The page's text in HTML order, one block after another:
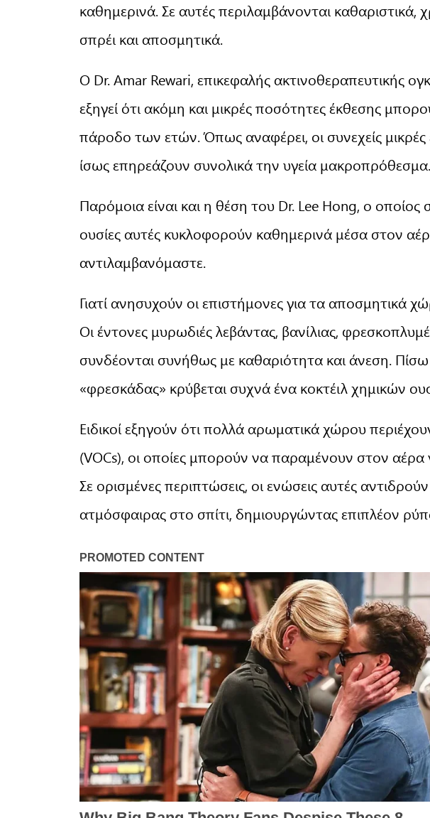
καθημερινά. Σε αυτές περιλαμβάνονται
σπρέι και αποσμητικά.
Ο Dr. Amar Rewari, επικεφαλής ακτινοθεραπευτικής
εξηγεί ότι ακόμη και μικρές ποσότητες έκθεσης
πάροδο των ετών. Όπως αναφέρει, οι συνεχείς
ίσως επηρεάζουν συνολικά την υγεία μακροπρόθεσμα.
Παρόμοια είναι και η θέση του Dr. Lee Hong, ο οποίος
ουσίες αυτές κυκλοφορούν καθημερινά μέσα στον
αντιλαμβανόμαστε.
Γιατί ανησυχούν οι επιστήμονες για τα αποσμητικά
Οι έντονες μυρωδιές λεβάντας, βανίλιας,
συνδέονται συνήθως με καθαριότητα και άνεση.
«φρεσκάδας» κρύβεται συχνά ένα κοκτέιλ χημικών
Ειδικοί εξηγούν ότι πολλά αρωματικά χώρου
(VOCs), οι οποίες μπορούν να παραμένουν στον αέρα
Σε ορισμένες περιπτώσεις, οι ενώσεις αυτές
ατμόσφαιρας στο σπίτι, δημιουργώντας επιπλέον